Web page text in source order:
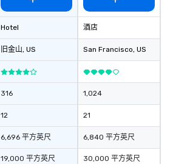
group members
about waiting in line
restaurant or being
immediate seating
What’s more, your
a special warm
from the restaurant
which can be an
For added ease, we
Hotel
旧金山, US
316
12
6,696 平方英尺
19,000 平方英尺
酒店
San Francisco, US
1,024
21
6,840 平方英尺
30,000 平方英尺